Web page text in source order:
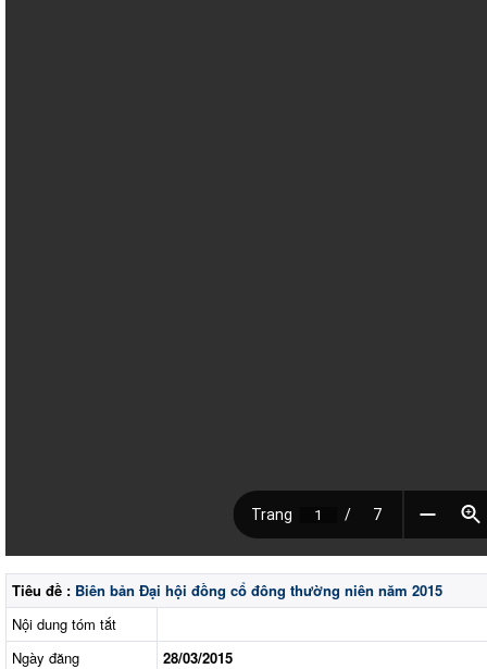
Tiêu đề : Biên bản Đại hội đồng cổ đông thường niên năm 2015
Nội dung tóm tắt
Ngày đăng
28/03/2015